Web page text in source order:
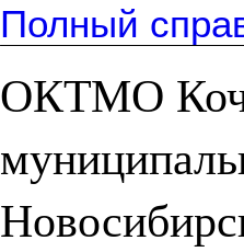
Полный
ОКТМО